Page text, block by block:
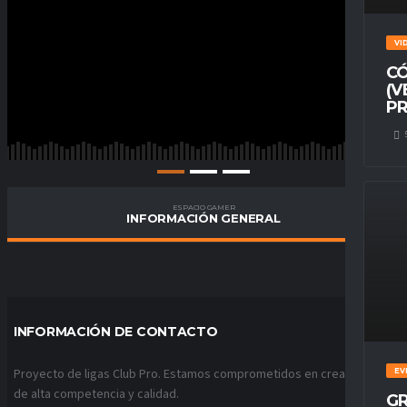
ESPACIO GAMER
INFORMACIÓN GENERAL
INFORMACIÓN DE CONTACTO
Proyecto de ligas Club Pro. Estamos comprometidos en crear ligas
de alta competencia y calidad.